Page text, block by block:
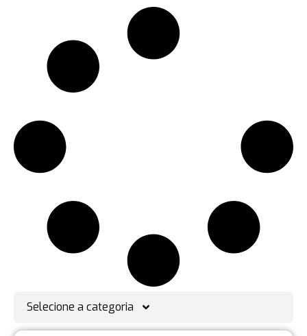
Selecione a categoria